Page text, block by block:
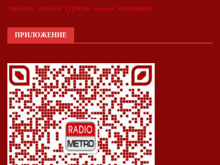
тайвань торговля туризм экология экономика
ПРИЛОЖЕНИЕ